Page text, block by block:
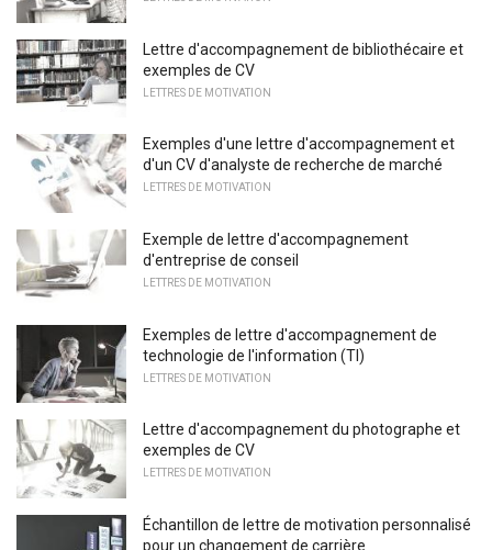
Lettre d'accompagnement de bibliothécaire et
exemples de CV
LETTRES DE MOTIVATION
Exemples d'une lettre d'accompagnement et
d'un CV d'analyste de recherche de marché
LETTRES DE MOTIVATION
Exemple de lettre d'accompagnement
d'entreprise de conseil
LETTRES DE MOTIVATION
Exemples de lettre d'accompagnement de
technologie de l'information (TI)
LETTRES DE MOTIVATION
Lettre d'accompagnement du photographe et
exemples de CV
LETTRES DE MOTIVATION
Échantillon de lettre de motivation personnalisé
pour un changement de carrière